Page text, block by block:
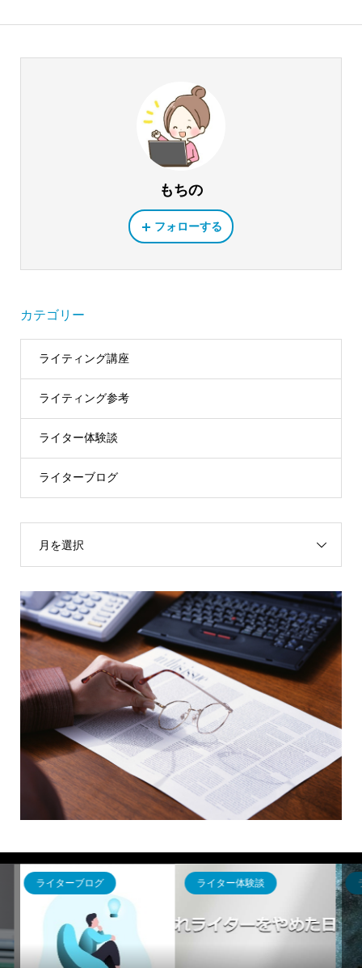
もちの
フォローする
カテゴリー
ライティング講座
ライティング参考
ライター体験談
ライターブログ
月を選択
ライター体験談 ライターブログ